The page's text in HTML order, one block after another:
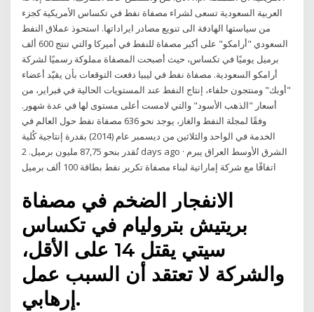
العربية السعودية تسعى لشراء مصفاة نفط في تكساس الأمريكية كجزء
من سياستها الهادفة الى تنويع مصادر ايراداتها. استحوذ عملاق النفط
السعودي "أرامكو" على أكبر مصفاة للنفط في أميركا والتي تنتج 600 ألف
برميل يوميًا في تكساس، حيث أصبحت المصفاة مملوكة رسميًا لشركة
أرامكو السعودية. مصفاة نفط في ليبيا دفعت التوقعات بأن يقيّد أعضاء
"أوبك" ومنتجون حلفاء، إنتاج النفط عند المستويات الحالية في فبراير، من
أسعار "الذهب الأسود" والتي لامست أعلى مستوى لها في عدة شهور.
وفقًا لمجلة النفط والغاز، يوجد نحو 636 مصفاة نفط حول العالم في
الخدمة في الواحد والثلاثين من ديسمبر عام (2014) بقدرة إنتاجية كُلية
تُقدر بنحو 87,75 مليون برميل. 2 days ago · الشرق الأوسط العراق يبرم
اتفاقًا مع شركة إماراتية لبناء مصفاة تكرير نفط بطاقة 100 ألف برميل
الانفجار الضخم في مصفاة
بريتيش بتروليام في تكساس
سيتي يقتل 14 على الأقل،
والشركة لا تعتقد أن السبب عمل
إرهابي.